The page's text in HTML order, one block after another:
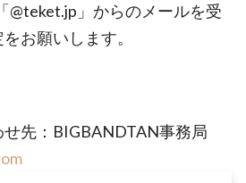
@teket.jp」からのメールを受
お願いします。
先：BIGBANDTAN事務局